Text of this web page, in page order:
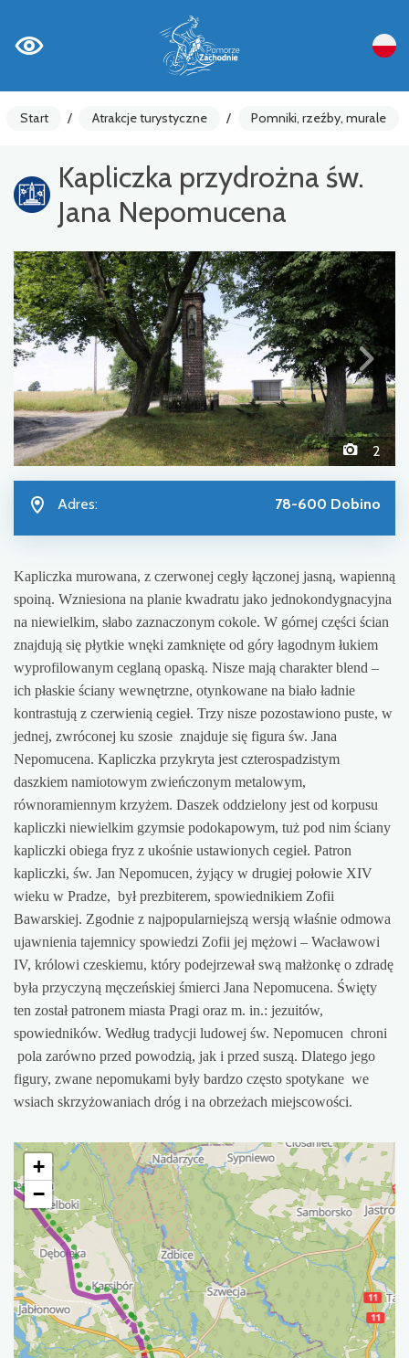
Start / Atrakcje turystyczne / Pomniki, rzeźby, murale
Kapliczka przydrożna św.
Jana Nepomucena
2
Adres: 78-600 Dobino
Kapliczka murowana, z czerwonej cegły łączonej jasną, wapienną
spoiną. Wzniesiona na planie kwadratu jako jednokondygnacyjna
na niewielkim, słabo zaznaczonym cokole. W górnej części ścian
znajdują się płytkie wnęki zamknięte od góry łagodnym łukiem
wyprofilowanym ceglaną opaską. Nisze mają charakter blend –
ich płaskie ściany wewnętrzne, otynkowane na biało ładnie
kontrastują z czerwienią cegieł. Trzy nisze pozostawiono puste, w
jednej, zwróconej ku szosie znajduje się figura św. Jana
Nepomucena. Kapliczka przykryta jest czterospadzistym
daszkiem namiotowym zwieńczonym metalowym,
równoramiennym krzyżem. Daszek oddzielony jest od korpusu
kapliczki niewielkim gzymsie podokapowym, tuż pod nim ściany
kapliczki obiega fryz z ukośnie ustawionych cegieł. Patron
kapliczki, św. Jan Nepomucen, żyjący w drugiej połowie XIV
wieku w Pradze, był prezbiterem, spowiednikiem Zofii
Bawarskiej. Zgodnie z najpopularniejszą wersją właśnie odmowa
ujawnienia tajemnicy spowiedzi Zofii jej mężowi – Wacławowi
IV, królowi czeskiemu, który podejrzewał swą małżonkę o zdradę
była przyczyną męczeńskiej śmierci Jana Nepomucena. Święty
ten został patronem miasta Pragi oraz m. in.: jezuitów,
spowiedników. Według tradycji ludowej św. Nepomucen chroni
pola zarówno przed powodzią, jak i przed suszą. Dlatego jego
figury, zwane nepomukami były bardzo często spotykane we
wsiach skrzyżowaniach dróg i na obrzeżach miejscowości.
+
−